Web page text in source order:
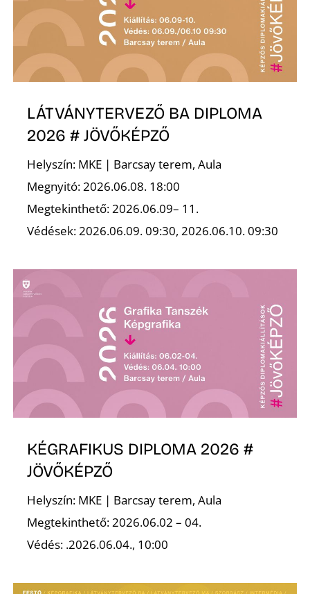
LÁTVÁNYTERVEZŐ BA DIPLOMA
2026 # JÖVŐKÉPZŐ
Helyszín: MKE | Barcsay terem, Aula
Megnyitó: 2026.06.08. 18:00
Megtekinthető: 2026.06.09– 11.
Védések: 2026.06.09. 09:30, 2026.06.10. 09:30
KÉGRAFIKUS DIPLOMA 2026 #
JÖVŐKÉPZŐ
Helyszín: MKE | Barcsay terem, Aula
Megtekinthető: 2026.06.02 – 04.
Védés: .2026.06.04., 10:00